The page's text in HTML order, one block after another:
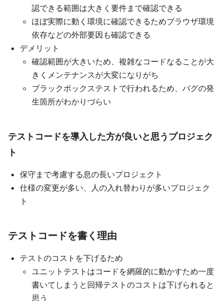
認できる範囲は大きく要件まで確認できる
ほぼ実際に動く環境に確認できるためブラウザ環境
依存などの外部要因も確認できる
デメリット
確認範囲が大きいため、複雑なコードなることが大
きくメンテナンスが大変になりがち
ブラックボックステストで行われるため、バグの発
生箇所がわかりづらい
テストコードを導入した方が良いと思うプロジェク
ト
保守まで考慮する息の長いプロジェクト
仕様の変更が多い、人の入れ替わりが多いプロジェク
ト
テストコードを書く理由
テストのコストを下げるため
ユニットテストはコードを網羅的に動かすため一度
書いてしまうと回帰テストのコストは下げられると
思う